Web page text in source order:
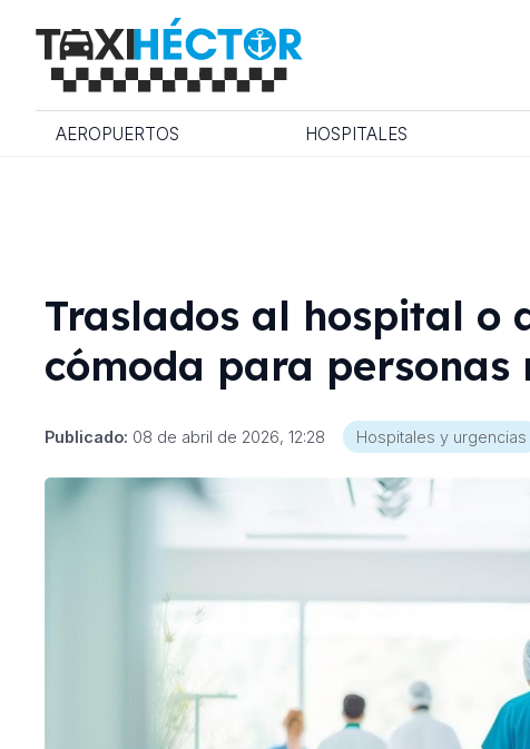
AEROPUERTOS HOSPITALES
Traslados al hospital o
cómoda para personas
Publicado: 08 de abril de 2026, 12:28 Hospitales y urgencias